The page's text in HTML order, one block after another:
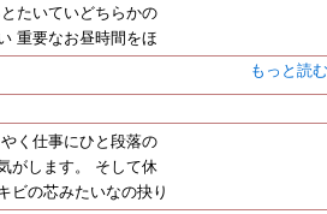
たいていどちらかの
重要なお昼時間をほ
もっと読む
く仕事にひと段落の
がします。 そして休
ビの芯みたいなの抉り